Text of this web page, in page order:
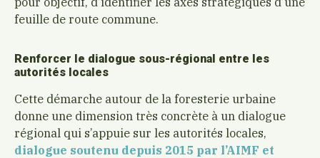
feuille de route commune.
Renforcer le dialogue sous-régional entre les
autorités locales
Cette démarche autour de la foresterie urbaine
donne une dimension très concrète à un dialogue
régional qui s’appuie sur les autorités locales,
dialogue soutenu depuis 2015 par l’AIMF et